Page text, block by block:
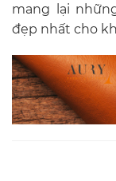
mang lại
đẹp nhất cho